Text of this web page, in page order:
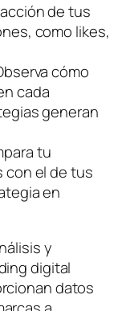
de tus
como likes,
cómo
cada
generan
tu
con el de tus
en
y
digital
datos